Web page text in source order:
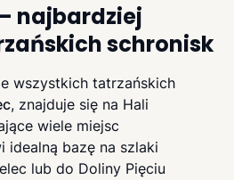
najbardziej
schronisk
wszystkich tatrzańskich
, znajduje się na Hali
wiele miejsc
idealną bazę na szlaki
lub do Doliny Pięciu